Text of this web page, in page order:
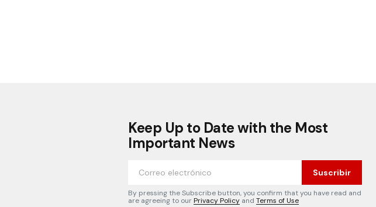
Keep Up to Date with the Most
Important News
Suscribir
By pressing the Subscribe button, you confirm that you have read and
are agreeing to ourPrivacy Policy and Terms of Use